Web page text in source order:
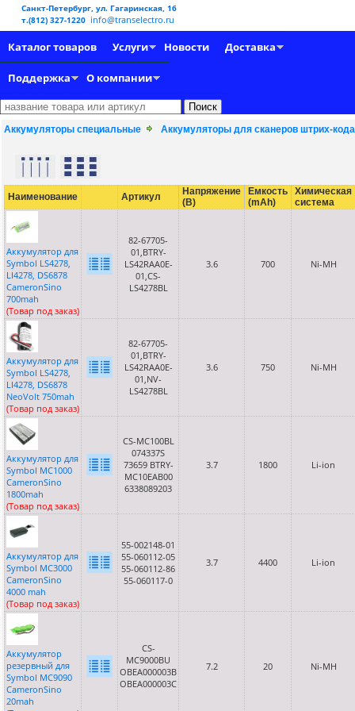
Санкт-Петербург, ул. Гагаринская, 16
т.(812) 327-1220 info@transelectro.ru
Каталог товаров Услуги Новости Доставка
Поддержка О компании
Аккумуляторы специальные Аккумуляторы для сканеров штрих-кода
Наименование Артикул
Напряжение
(В)
Емкость
(mAh)
Химическая
система
Аккумулятор для
Symbol LS4278,
LI4278, DS6878
CameronSino
700mah
(Товар под заказ)
82-67705-
01,BTRY-
LS42RAA0E-
01,CS-
LS4278BL
3.6 700 Ni-MH
Аккумулятор для
Symbol LS4278,
LI4278, DS6878
NeoVolt 750mah
(Товар под заказ)
82-67705-
01,BTRY-
LS42RAA0E-
01,NV-
LS4278BL
3.6 750 Ni-MH
Аккумулятор для
Symbol MC1000
CameronSino
1800mah
(Товар под заказ)
CS-MC100BL
074337S
73659 BTRY-
MC10EAB00
6338089203
3.7 1800 Li-ion
Аккумулятор для
Symbol MC3000
CameronSino
4000 mah
(Товар под заказ)
55-002148-01
55-060112-05
55-060112-86
55-060117-0
3.7 4400 Li-ion
Аккумулятор
резервный для
Symbol MC9090
CameronSino
20mah
CS-
MC9000BU
OBEA000003B
OBEA000003C
7.2 20 Ni-MH